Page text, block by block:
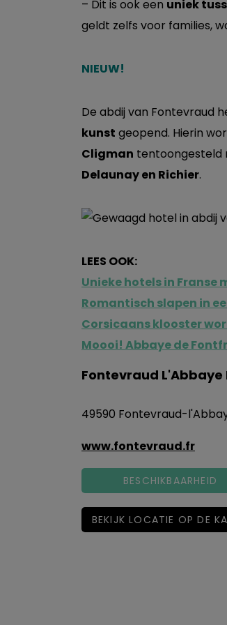
– Dit is ook een uniek
geldt zelfs voor families,
NIEUW!
De abdij van Fontevraud
kunst geopend. Hierin
Cligman tentoongesteld
Delaunay en Richier.
LEES OOK:
Unieke hotels in Franse
Romantisch slapen in
Corsicaans klooster
Moooi! Abbaye de
Fontevraud L'Abbaye
49590 Fontevraud-
www.fontevraud.fr
BESCHIKBAARHEID
BEKIJK LOCATIE OP DE